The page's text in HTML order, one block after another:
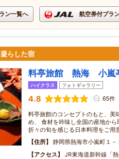
ン一覧へ 航空券付プラ
らした宿
料亭旅館 熱海 小嵐
ハイクラス フォトギャラリー
4.8 65件
料亭旅館のコンセプトのもと、美
め、 食材を吟味し全国の産地か
折々の旬を感じる日本料理をご用
住所
静岡県熱海市小嵐町１－
アクセス
JR東海道新幹線「